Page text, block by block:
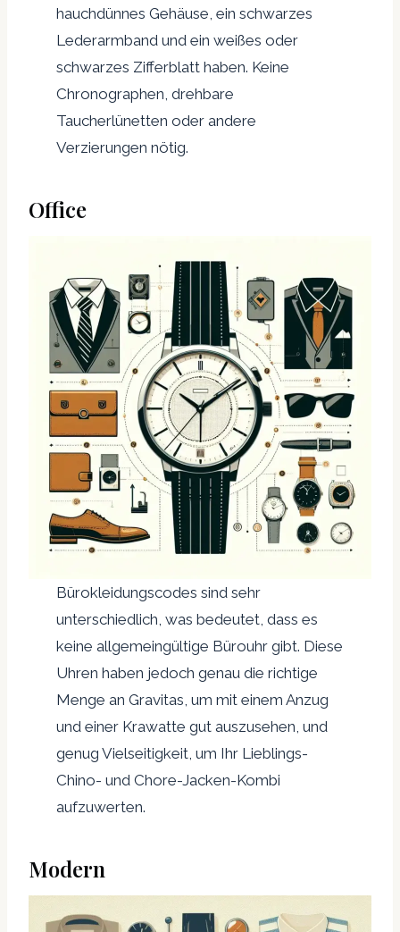
hauchdünnes Gehäuse, ein schwarzes
Lederarmband und ein weißes oder
schwarzes Zifferblatt haben. Keine
Chronographen, drehbare
Taucherlünetten oder andere
Verzierungen nötig.
Office
Bürokleidungscodes sind sehr
unterschiedlich, was bedeutet, dass es
keine allgemeingültige Bürouhr gibt. Diese
Uhren haben jedoch genau die richtige
Menge an Gravitas, um mit einem Anzug
und einer Krawatte gut auszusehen, und
genug Vielseitigkeit, um Ihr Lieblings-
Chino- und Chore-Jacken-Kombi
aufzuwerten.
Modern